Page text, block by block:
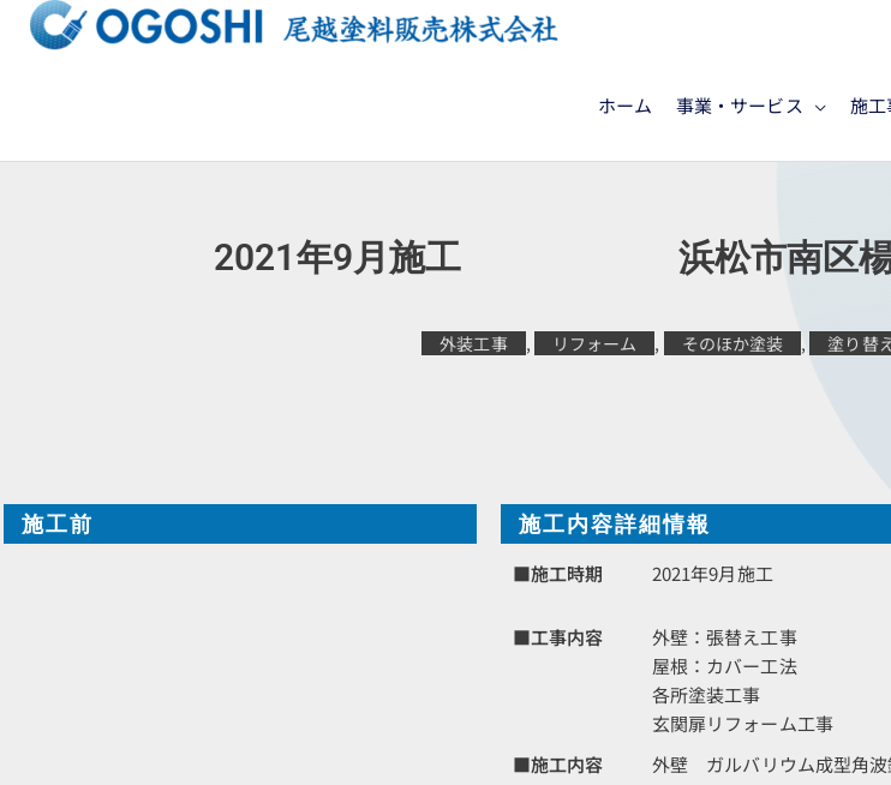
ッ
ホーム 事業・サービス 施工
2021年9月施工 浜松市南区楊
外装工事 , リフォーム , そのほか塗装 , 塗り替
施工前
施工内容詳細情報
■施工時期
2021年9月施工
■工事内容
外壁：張替え工事
屋根：カバー工法
各所塗装工事
玄関扉リフォーム工事
■施工内容
外壁 ガルバリウム成型角波